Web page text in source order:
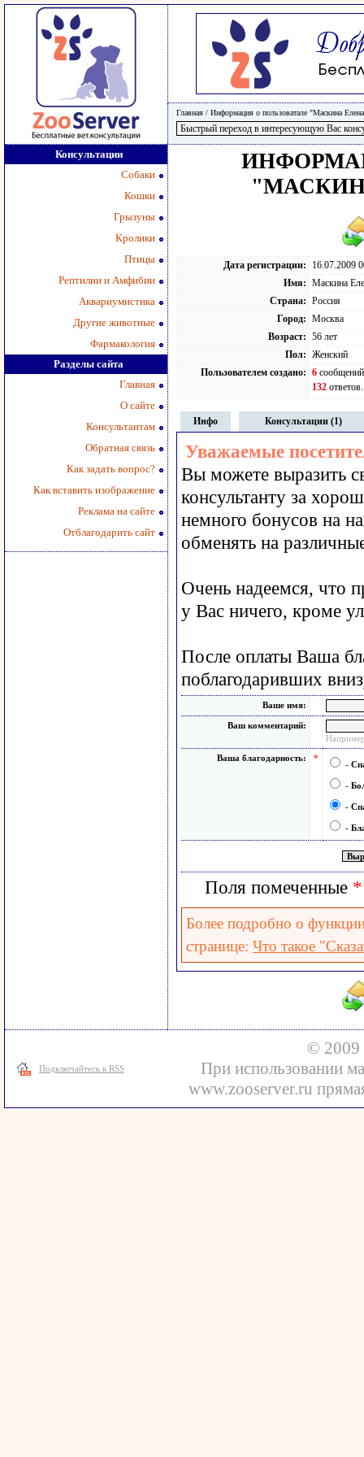
Главная / Информация о пользоватале "Маскина
Консультации
Собаки
Кошки
Грызуны
Кролики
Птицы
Рептилии и Амфибии
Аквариумистика
Другие животные
Фармакология
Разделы сайта
Главная
О сайте
Консультантам
Обратная связь
Как задать вопрос?
Как вставить изображение
Реклама на сайте
Отблагодарить сайт
Дата регистрации:
16.07.2009
Имя: Маскина
Страна: Россия
Город: Москва
Возраст: 56 лет
Пол: Женский
Пользователем создано: 6
132
Инфо Консультации (1)
Уважаемые
Вы можете выразить
консультанту за
немного бонусов на
обменять на
Очень надеемся, что
у Вас ничего, кроме
После оплаты Ваша
поблагодаривших
Ваше имя:
Ваш комментарий:
Ваша благодарность:
*
-
-
-
-
Поля помеченные *
Более подробно о
странице: Что такое
Подключайтесь к RSS
© 2009
При использовании
www.zooserver.ru